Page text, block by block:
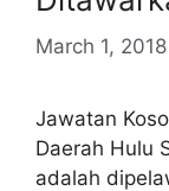
March 1, 2018
Jawatan
Daerah Hulu
adalah